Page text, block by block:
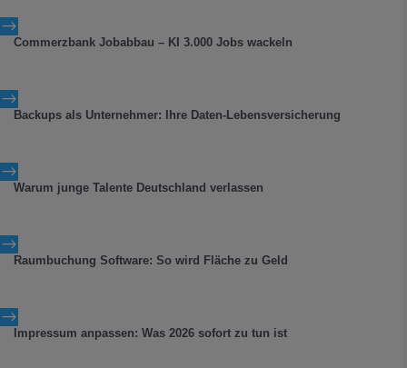
$
Commerzbank Jobabbau – KI 3.000 Jobs wackeln
$
Backups als Unternehmer: Ihre Daten-Lebensversicherung
$
Warum junge Talente Deutschland verlassen
$
Raumbuchung Software: So wird Fläche zu Geld
$
Impressum anpassen: Was 2026 sofort zu tun ist